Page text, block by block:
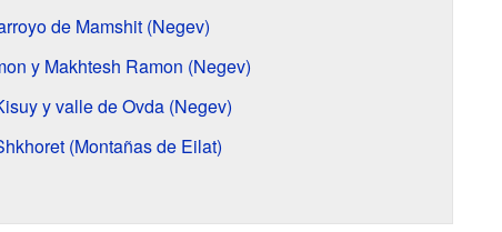
de Mamshit (Negev)
y Makhtesh Ramon (Negev)
y valle de Ovda (Negev)
(Montañas de Eilat)